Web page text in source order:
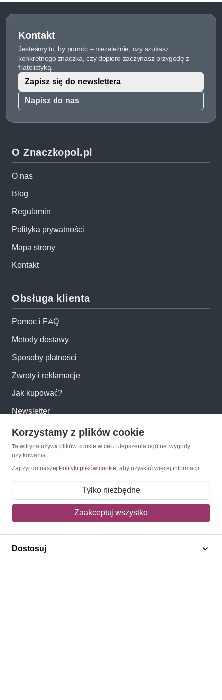
Kontakt
Jesteśmy tu, by pomóc – niezależnie, czy szukasz
konkretnego znaczka, czy dopiero zaczynasz przygodę z
filatelistyką.
Napisz do nas
Zapisz się do newslettera
O Znaczkopol.pl
O nas
Blog
Regulamin
Polityka prywatności
Mapa strony
Kontakt
Obsługa klienta
Pomoc i FAQ
Metody dostawy
Sposoby płatności
Zwroty i reklamacje
Jak kupować?
Newsletter
Konto
Moje konto
Moje zamówienia
Mój koszyk
Adres dostawy
Polecamy
Korzystamy z plików cookie
Ta witryna używa plików cookie w celu ulepszenia ogólnej wygody
użytkowania.
Zajrzyj do naszej Polityki plików cookie, aby uzyskać więcej informacji.
Tylko niezbędne
Zaakceptuj wszystko
Dostosuj